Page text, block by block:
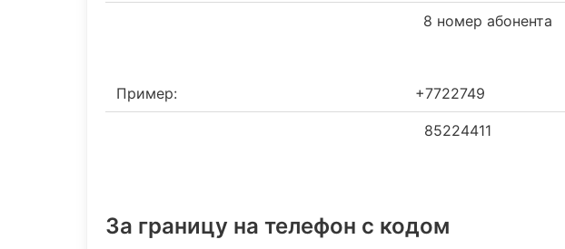
8 номер абонента
Пример: +7722749
85224411
За границу на телефон c кодом